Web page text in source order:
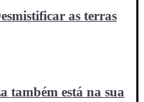
as terras
também está na sua